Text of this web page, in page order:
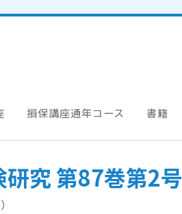
損保講座通年コース 書籍
究 第87巻第2号